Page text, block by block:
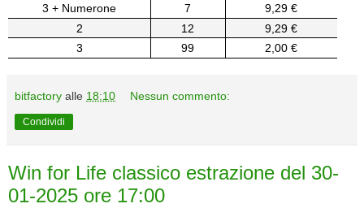
3 + Numerone
7
9,29 €
2
12
9,29 €
3
99 2,00 €
bitfactory alle 18:10 Nessun commento:
Condividi
Win for Life classico estrazione del 30-
01-2025 ore 17:00